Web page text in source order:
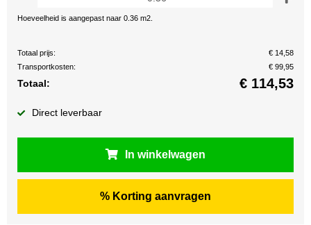
Hoeveelheid is aangepast naar 0.36 m2.
Totaal prijs:
€ 14,58
Transportkosten:
€ 99,95
Totaal: € 114,53
Direct leverbaar
In winkelwagen
% Korting aanvragen